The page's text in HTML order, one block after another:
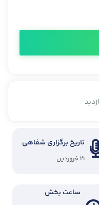
تاریخ برگزاری شفاهی
۲۱ فروردین
ساعت بخش